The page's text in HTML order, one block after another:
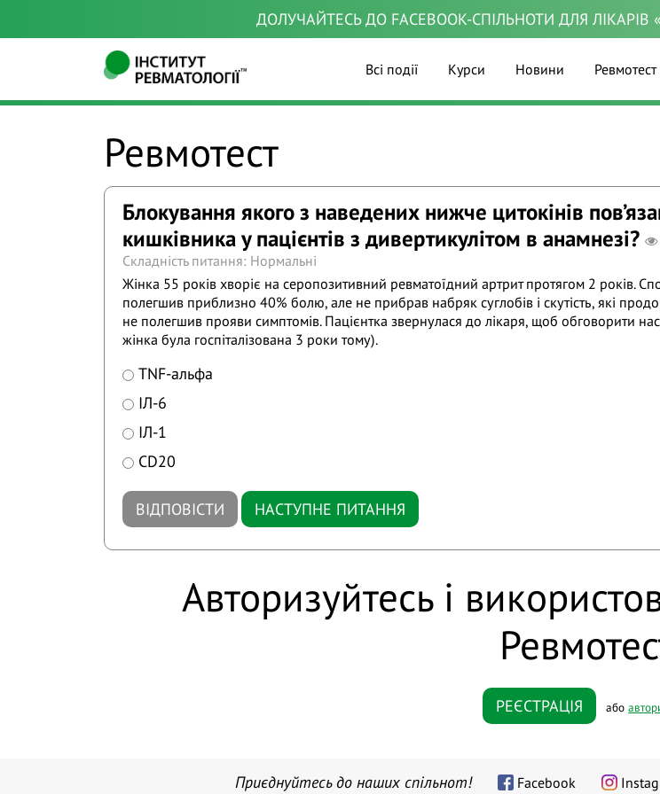
ДОЛУЧАЙТЕСЬ ДО FACEBOOK-СПІЛЬНОТИ ДЛЯ
Всі події Курси Новини Ревмотест
Ревмотест
Блокування якого з наведених нижче цитокінів
кишківника у пацієнтів з дивертикулітом в анамнезі?
Складність питання: Нормальні
Жінка 55 років хворіє на серопозитивний ревматоїдний артрит протягом 2 років.
полегшив приблизно 40% болю, але не прибрав набряк суглобів і скутість, які
не полегшив прояви симптомів. Пацієнтка звернулася до лікаря, щоб обговорити
жінка була госпіталізована 3 роки тому).
TNF-альфа
ІЛ-6
ІЛ-1
CD20
ВІДПОВІСТИ НАСТУПНЕ ПИТАННЯ
Авторизуйтесь і
РЕЄСТРАЦІЯ або
Приєднуйтесь до наших спільнот! Facebook